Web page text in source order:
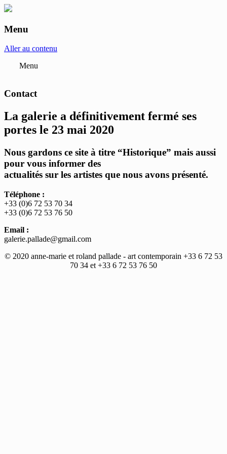
anne-marie et roland pallade galerie art
contemporain Lyon
Menu
Aller au contenu
Menu
Contact
La galerie a définitivement fermé ses
portes le 23 mai 2020
Nous gardons ce site à titre “Historique” mais aussi
pour vous informer des
actualités sur les artistes que nous avons présenté.
Téléphone :
+33 (0)6 72 53 70 34
+33 (0)6 72 53 76 50
Email :
galerie.pallade@gmail.com
© 2020 anne-marie et roland pallade - art contemporain +33 6 72 53
70 34 et +33 6 72 53 76 50